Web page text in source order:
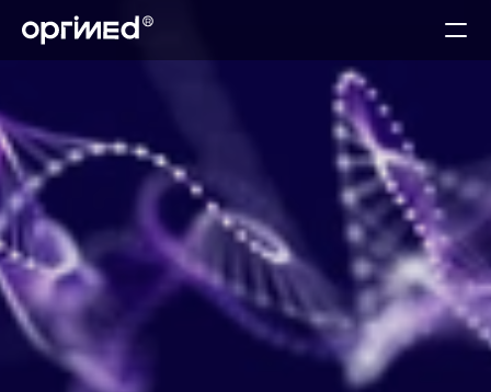
About
Technology
Services
Teams
Contact